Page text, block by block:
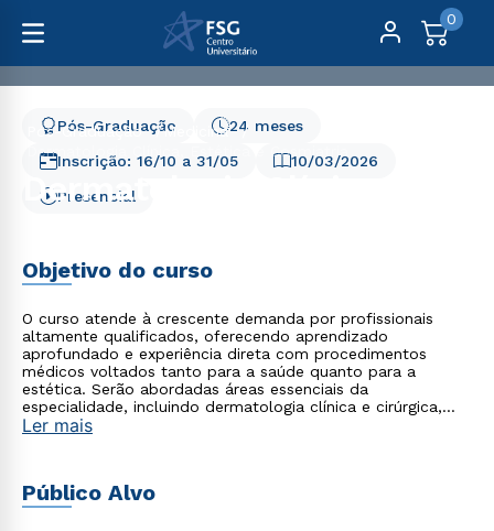
0
Pós-Graduação
Medicina
Dermatologia Clínica, Estética e Cosmiatria
Dermatologia Clínica,
10/03/2026
24 meses
Pós-Graduação
Presencial
Inscrição: 16/10 a 31/05
Objetivo do curso
O curso atende à crescente demanda por profissionais
altamente qualificados, oferecendo aprendizado
aprofundado e experiência direta com procedimentos
médicos voltados tanto para a saúde quanto para a
estética. Serão abordadas áreas essenciais da
especialidade, incluindo dermatologia clínica e cirúrgica,
oncologia dermatológica, alergia e imunologia
para médicos que desejam se destacar em uma das
especialidades médicas mais promissoras do mercado,
Ler mais
Público Alvo